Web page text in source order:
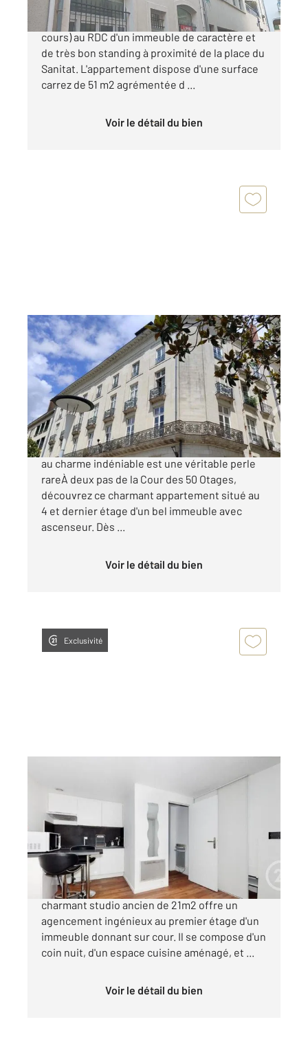
Très beau T3 rénové (travaux de finition en
cours) au RDC d'un immeuble de caractère et
de très bon standing à proximité de la place du
Sanitat. L'appartement dispose d'une surface
carrez de 51 m2 agrémentée d ...
Voir le détail du bien
NANTES 44
71,98 m
, 3 pièces
Ref : 1888
Appartement F3 à vendre
213 000 €
Proche cour des 50 Otages, cet appartement
au charme indéniable est une véritable perle
rareÀ deux pas de la Cour des 50 Otages,
découvrez ce charmant appartement situé au
4 et dernier étage d'un bel immeuble avec
ascenseur. Dès ...
Voir le détail du bien
Exclusivité
20,66 m
Ref : 1489
Appartement Studio à vendre
110 000 €
A proximité de la Place de la Monnaie, ce
charmant studio ancien de 21m2 offre un
agencement ingénieux au premier étage d'un
immeuble donnant sur cour. Il se compose d'un
coin nuit, d'un espace cuisine aménagé, et ...
Voir le détail du bien